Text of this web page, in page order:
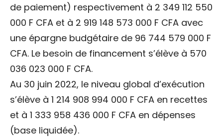
de paiement) respectivement à 2 349 112 550
000 F CFA et à 2 919 148 573 000 F CFA avec
une épargne budgétaire de 96 744 579 000 F
CFA. Le besoin de financement s’élève à 570
036 023 000 F CFA.
Au 30 juin 2022, le niveau global d’exécution
s’élève à 1 214 908 994 000 F CFA en recettes
et à 1 333 958 436 000 F CFA en dépenses
(base liquidée).